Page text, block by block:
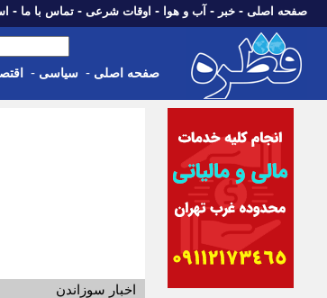
صفحه اصلی - خبر - آب و هوا - اوقات شرعی - تماس با ما -
صفحه اصلی - سیاسی -
اخبار سوزاندن